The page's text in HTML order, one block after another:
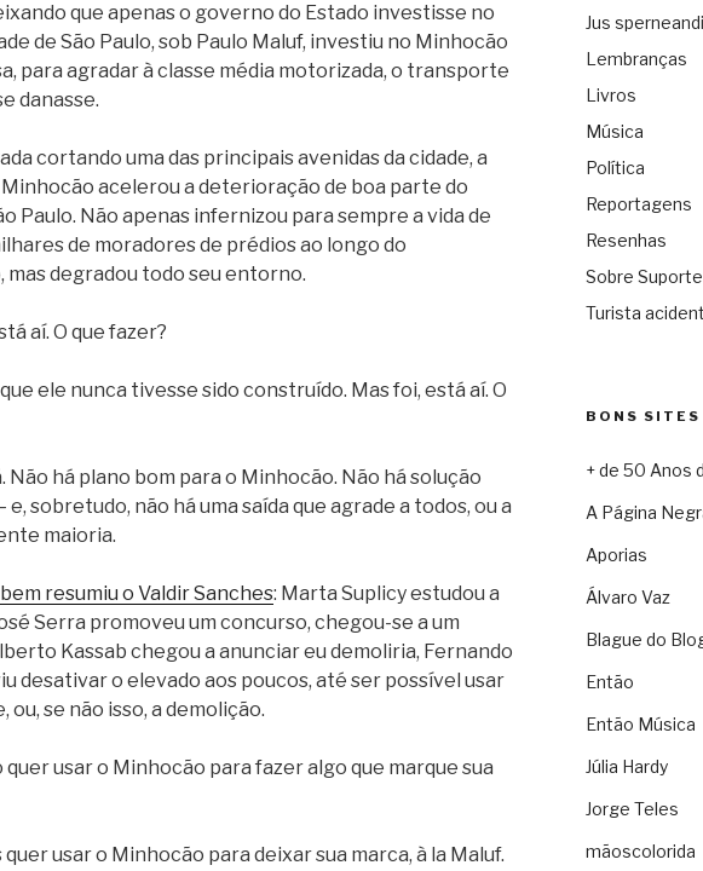
que apenas o governo do Estado investisse no
de São Paulo, sob Paulo Maluf, investiu no Minhocão
para agradar à classe média motorizada, o transporte
danasse.
cortando uma das principais avenidas da cidade, a
Minhocão acelerou a deterioração de boa parte do
Paulo. Não apenas infernizou para sempre a vida de
de moradores de prédios ao longo do
mas degradou todo seu entorno.
aí. O que fazer?
ele nunca tivesse sido construído. Mas foi, está aí. O
Não há plano bom para o Minhocão. Não há solução
e, sobretudo, não há uma saída que agrade a todos, ou a
maioria.
resumiu o Valdir Sanches: Marta Suplicy estudou a
Serra promoveu um concurso, chegou-se a um
Kassab chegou a anunciar eu demoliria, Fernando
desativar o elevado aos poucos, até ser possível usar
ou, se não isso, a demolição.
usar o Minhocão para fazer algo que marque sua
quer usar o Minhocão para deixar sua marca, à la Maluf.
Jus sperneandi
Lembranças
Livros
Música
Política
Reportagens
Resenhas
Sobre
Turista
BONS SITES
+ de 50 Anos
A Página
Aporias
Álvaro Vaz
Blague do
Então
Então Música
Júlia Hardy
Jorge Teles
mãoscolorida